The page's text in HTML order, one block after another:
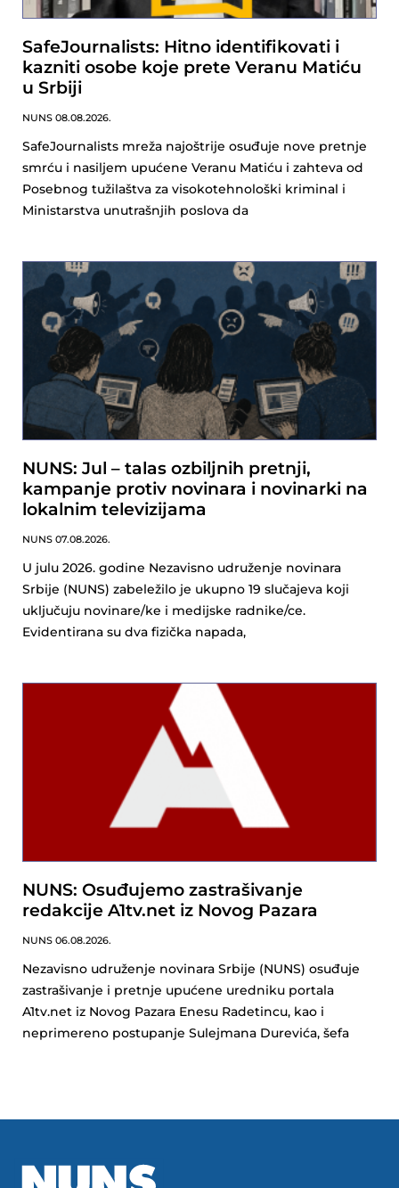
SafeJournalists: Hitno identifikovati i
kazniti osobe koje prete Veranu Matiću
u Srbiji
NUNS 08.08.2026.
SafeJournalists mreža najoštrije osuđuje nove pretnje
smrću i nasiljem upućene Veranu Matiću i zahteva od
Posebnog tužilaštva za visokotehnološki kriminal i
Ministarstva unutrašnjih poslova da
NUNS: Jul – talas ozbiljnih pretnji,
kampanje protiv novinara i novinarki na
lokalnim televizijama
NUNS 07.08.2026.
U julu 2026. godine Nezavisno udruženje novinara
Srbije (NUNS) zabeležilo je ukupno 19 slučajeva koji
uključuju novinare/ke i medijske radnike/ce.
Evidentirana su dva fizička napada,
NUNS: Osuđujemo zastrašivanje
redakcije A1tv.net iz Novog Pazara
NUNS 06.08.2026.
Nezavisno udruženje novinara Srbije (NUNS) osuđuje
zastrašivanje i pretnje upućene uredniku portala
A1tv.net iz Novog Pazara Enesu Radetincu, kao i
neprimereno postupanje Sulejmana Durevića, šefa